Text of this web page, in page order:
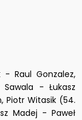
- Raul Gonzalez,
Sawala - Łukasz
Piotr Witasik (54.
Madej - Paweł